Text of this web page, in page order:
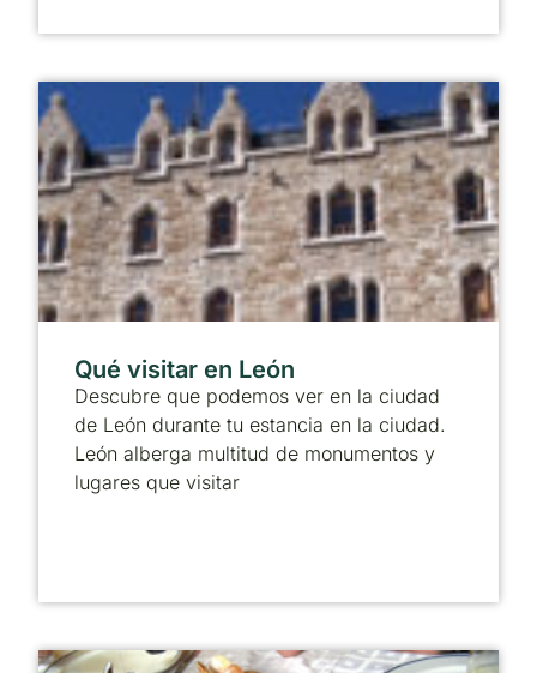
Qué visitar en León
Descubre que podemos ver en la ciudad
de León durante tu estancia en la ciudad.
León alberga multitud de monumentos y
lugares que visitar